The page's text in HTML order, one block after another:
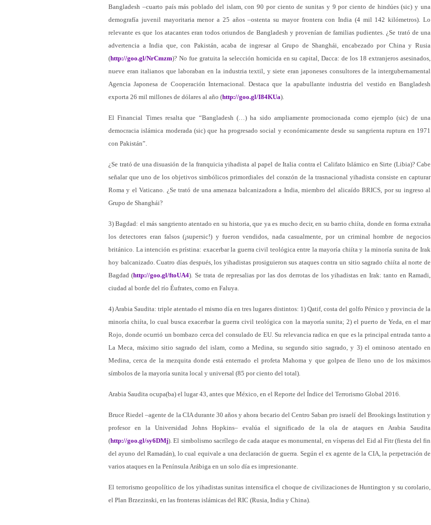
Bangladesh –cuarto país más poblado del islam, con 90 por ciento de sunitas y 9 por ciento de hindúes (sic) y una
demografía juvenil mayoritaria menor a 25 años –ostenta su mayor frontera con India (4 mil 142 kilómetros). Lo
relevante es que los atacantes eran todos oriundos de Bangladesh y provenían de familias pudientes. ¿Se trató de una
advertencia a India que, con Pakistán, acaba de ingresar al Grupo de Shanghái, encabezado por China y Rusia
(http://goo.gl/NrCmzm)? No fue gratuita la selección homicida en su capital, Dacca: de los 18 extranjeros asesinados,
nueve eran italianos que laboraban en la industria textil, y siete eran japoneses consultores de la intergubernamental
Agencia Japonesa de Cooperación Internacional. Destaca que la apabullante industria del vestido en Bangladesh
exporta 26 mil millones de dólares al año (http://goo.gl/I84KUa).
El Financial Times resalta que “Bangladesh (…) ha sido ampliamente promocionada como ejemplo (sic) de una
democracia islámica moderada (sic) que ha progresado social y económicamente desde su sangrienta ruptura en 1971
con Pakistán”.
¿Se trató de una disuasión de la franquicia yihadista al papel de Italia contra el Califato Islámico en Sirte (Libia)? Cabe
señalar que uno de los objetivos simbólicos primordiales del corazón de la trasnacional yihadista consiste en capturar
Roma y el Vaticano. ¿Se trató de una amenaza balcanizadora a India, miembro del alicaído BRICS, por su ingreso al
Grupo de Shanghái?
3) Bagdad: el más sangriento atentado en su historia, que ya es mucho decir, en su barrio chiíta, donde en forma extraña
los detectores eran falsos (¡supersic!) y fueron vendidos, nada casualmente, por un criminal hombre de negocios
británico. La intención es prístina: exacerbar la guerra civil teológica entre la mayoría chiíta y la minoría sunita de Irak
hoy balcanizado. Cuatro días después, los yihadistas prosiguieron sus ataques contra un sitio sagrado chiíta al norte de
Bagdad (http://goo.gl/ftoUA4). Se trata de represalias por las dos derrotas de los yihadistas en Irak: tanto en Ramadi,
ciudad al borde del río Éufrates, como en Faluya.
4) Arabia Saudita: triple atentado el mismo día en tres lugares distintos: 1) Qatif, costa del golfo Pérsico y provincia de la
minoría chiíta, lo cual busca exacerbar la guerra civil teológica con la mayoría sunita; 2) el puerto de Yeda, en el mar
Rojo, donde ocurrió un bombazo cerca del consulado de EU. Su relevancia radica en que es la principal entrada tanto a
La Meca, máximo sitio sagrado del islam, como a Medina, su segundo sitio sagrado, y 3) el ominoso atentado en
Medina, cerca de la mezquita donde está enterrado el profeta Mahoma y que golpea de lleno uno de los máximos
símbolos de la mayoría sunita local y universal (85 por ciento del total).
Arabia Saudita ocupa(ba) el lugar 43, antes que México, en el Reporte del Índice del Terrorismo Global 2016.
Bruce Riedel –agente de la CIA durante 30 años y ahora becario del Centro Saban pro israelí del Brookings Institution y
profesor en la Universidad Johns Hopkins– evalúa el significado de la ola de ataques en Arabia Saudita
(http://goo.gl/sy6DMj). El simbolismo sacrílego de cada ataque es monumental, en vísperas del Eid al Fitr (fiesta del fin
del ayuno del Ramadán), lo cual equivale a una declaración de guerra. Según el ex agente de la CIA, la perpetración de
varios ataques en la Península Arábiga en un solo día es impresionante.
El terrorismo geopolítico de los yihadistas sunitas intensifica el choque de civilizaciones de Huntington y su corolario,
el Plan Brzezinski, en las fronteras islámicas del RIC (Rusia, India y China).